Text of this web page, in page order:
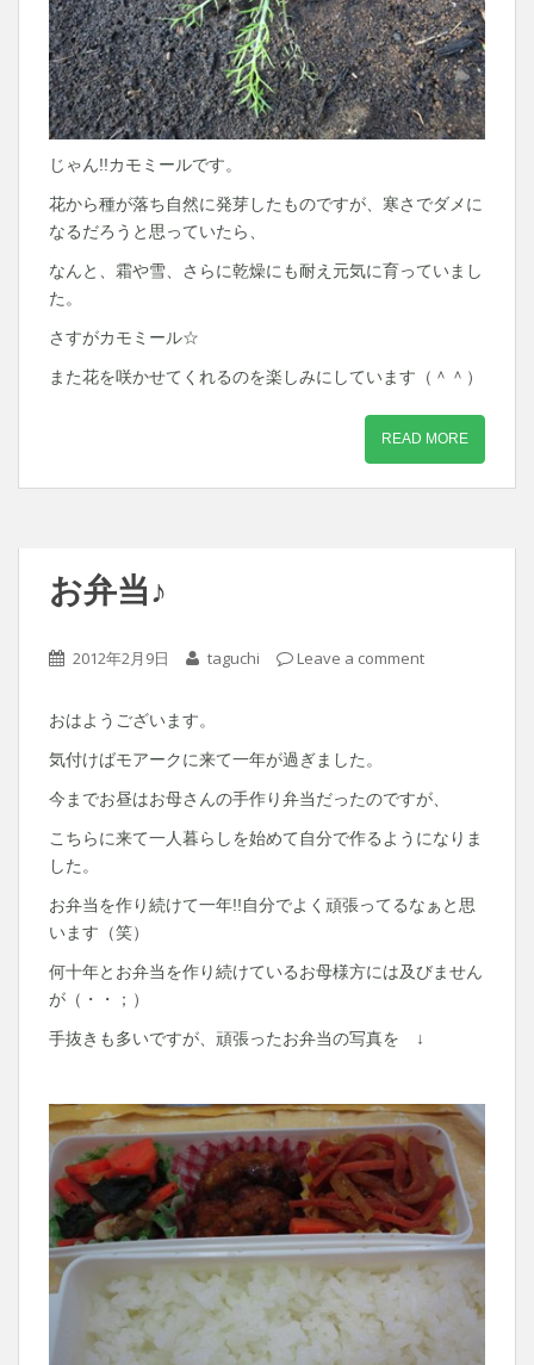
じゃん!!カモミールです。
花から種が落ち自然に発芽したものですが、寒さでダメに
なるだろうと思っていたら、
なんと、霜や雪、さらに乾燥にも耐え元気に育っていまし
た。
さすがカモミール☆
また花を咲かせてくれるのを楽しみにしています（＾＾）
READ MORE
お弁当♪
2012年2月9日 taguchi Leave a comment
おはようございます。
気付けばモアークに来て一年が過ぎました。
今までお昼はお母さんの手作り弁当だったのですが、
こちらに来て一人暮らしを始めて自分で作るようになりま
した。
お弁当を作り続けて一年!!自分でよく頑張ってるなぁと思
います（笑）
何十年とお弁当を作り続けているお母様方には及びません
が（・・；）
手抜きも多いですが、頑張ったお弁当の写真を ↓